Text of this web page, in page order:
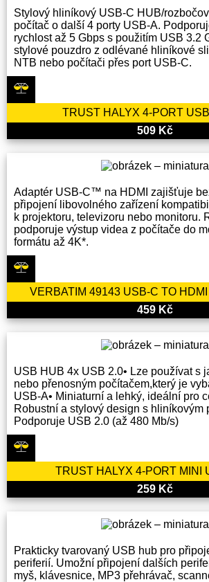
Stylový hliníkový USB-C HUB/
počítač o další 4 porty USB-A.
rychlost až 5 Gbps s použitím USB 3.2
stylové pouzdro z odlévané hliníkové
NTB nebo počítači přes port USB-C.
TRUST HALYX 4-PORT
509 Kč
Adaptér USB-C™ na HDMI zajišťuje
připojení libovolného zařízení
k projektoru, televizoru nebo monitoru.
podporuje výstup videa z počítače do
formátu až 4K*.
VERBATIM 49143 USB-C TO
459 Kč
USB HUB 4x USB 2.0• Lze používat s
nebo přenosným počítačem,který je
USB-A• Miniaturní a lehký, ideální pro
Robustní a stylový design s hliníkovým
Podporuje USB 2.0 (až 480 Mb/s)
TRUST HALYX 4-PORT MINI
259 Kč
Prakticky tvarovaný USB hub pro
periferií. Umožní připojení dalších
myš, klávesnice, MP3 přehrávač,